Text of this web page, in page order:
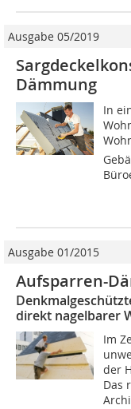
Ausgabe 05/2019
Dämmung
In
Ausgabe 01/2015
Aufsparren-
direkt nagelbarer
Im
der
Das